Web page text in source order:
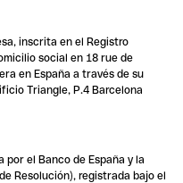
inscrita en el Registro
social en 18 rue de
en España a través de su
Triangle, P.4 Barcelona
por el Banco de España y la
Resolución), registrada bajo el